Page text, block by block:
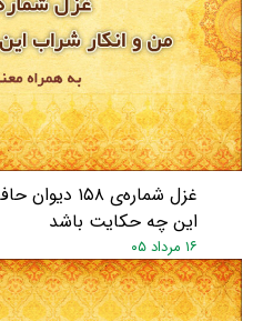
غزل شماره‌ی
این چه حکایت باشد
۱۶ مرداد ۰۵